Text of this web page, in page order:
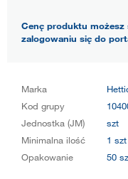
Cenę produktu możesz
zalogowaniu się do
Marka
Kod grupy
Jednostka (JM)
szt
Minimalna ilość
1 szt
Opakowanie
50